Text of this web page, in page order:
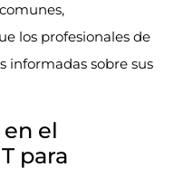
los profesionales de
informadas sobre sus
el
para